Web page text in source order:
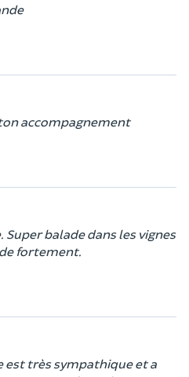
accompagnement
balade dans les vignes
fortement.
est très sympathique et a